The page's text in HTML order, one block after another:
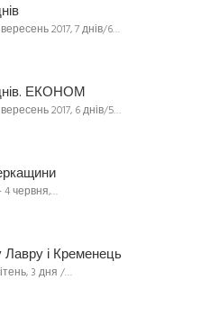
2017, 7 днів/6…
ЕКОНОМ
2017, 6 днів/5…
4 червня,…
Лавру і Кременець
3 дня /…